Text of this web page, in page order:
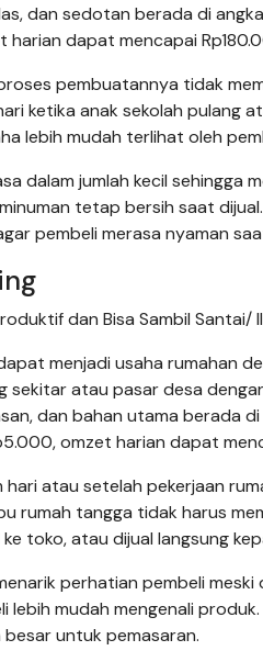
dan sedotan berada di
dapat mencapai
pembuatannya tidak
ketika anak sekolah pulang
lebih mudah terlihat oleh
dalam jumlah kecil sehingga
tetap bersih saat
pembeli merasa nyaman
dan Bisa Sambil Santai/
menjadi usaha rumahan
sekitar atau pasar desa
dan bahan utama berada
omzet harian dapat
atau setelah pekerjaan
rumah tangga tidak harus
toko, atau dijual langsung
perhatian pembeli meski
mudah mengenali
untuk pemasaran.